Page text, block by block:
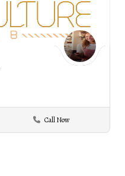
Call Now